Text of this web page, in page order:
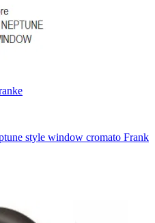
style window cromato Frank